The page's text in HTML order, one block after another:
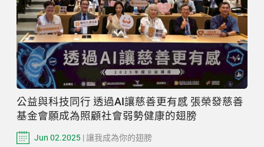
公益與科技同行 透過AI讓慈善更有感 張榮發慈善
基金會願成為照顧社會弱勢健康的翅膀
Jun 02.2025 | 讓我成為你的翅膀